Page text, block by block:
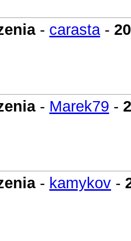
- carasta-
- Marek79 -
- kamykov -